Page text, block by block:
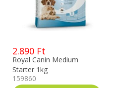
2.890 Ft
Royal Canin Medium
Starter 1kg
159860